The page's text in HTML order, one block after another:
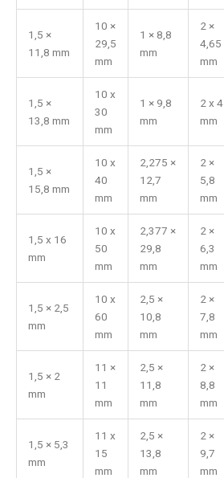
1,5 ×
11,8 mm
10 ×
29,5
mm
1 × 8,8
mm
2 ×
4,65
mm
1,5 ×
13,8 mm
10 x
30
mm
1 × 9,8
mm
2 x 4
mm
1,5 ×
15,8 mm
10 x
40
mm
2,275 ×
12,7
mm
2 ×
5,8
mm
1,5 x 16
mm
10 x
50
mm
2,377 ×
29,8
mm
2 ×
6,3
mm
1,5 × 2,5
mm
10 x
60
mm
2,5 ×
10,8
mm
2 ×
7,8
mm
1,5 × 2
mm
11 ×
11
mm
2,5 ×
11,8
mm
2 ×
8,8
mm
1,5 × 5,3
mm
11 x
15
mm
2,5 ×
13,8
mm
2 ×
9,7
mm